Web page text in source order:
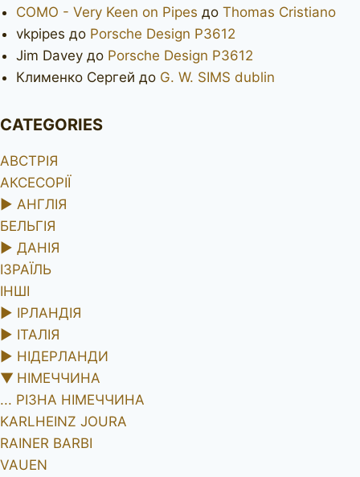
COMO - Very Keen on Pipes до Thomas Cristiano
vkpipes до Porsche Design P3612
Jim Davey до Porsche Design P3612
Клименко Сергей до G. W. SIMS dublin
CATEGORIES
АВСТРІЯ
АКСЕСОРІЇ
► АНГЛІЯ
БЕЛЬГІЯ
► ДАНІЯ
ІЗРАЇЛЬ
ІНШІ
► ІРЛАНДІЯ
► ІТАЛІЯ
► НІДЕРЛАНДИ
▼ НІМЕЧЧИНА
... РІЗНА НІМЕЧЧИНА
KARLHEINZ JOURA
RAINER BARBI
VAUEN